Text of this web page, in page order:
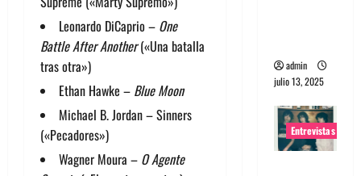
Leonardo DiCaprio – One
Battle After Another(«Una batalla
tras otra»)
Ethan Hawke – Blue Moon
Michael B. Jordan – Sinners
(«Pecadores»)
Wagner Moura – O Agente
admin
julio 13, 2025
Entrevistas